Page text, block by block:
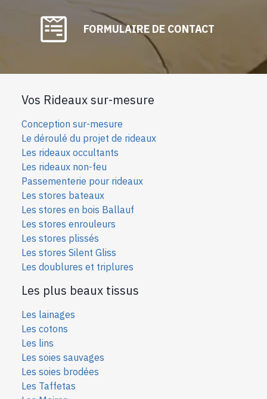
FORMULAIRE DE CONTACT
Vos Rideaux sur-mesure
Conception sur-mesure
Le déroulé du projet de rideaux
Les rideaux occultants
Les rideaux non-feu
Passementerie pour rideaux
Les stores bateaux
Les stores en bois Ballauf
Les stores enrouleurs
Les stores plissés
Les stores Silent Gliss
Les doublures et triplures
Les plus beaux tissus
Les lainages
Les cotons
Les lins
Les soies sauvages
Les soies brodées
Les Taffetas